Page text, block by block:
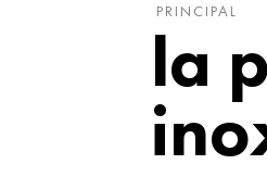
PRINCIPAL
la